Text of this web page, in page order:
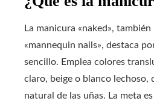
La manicura «naked»,
«mannequin nails», destaca
sencillo. Emplea colores
claro, beige o blanco lechoso,
natural de las uñas. La meta